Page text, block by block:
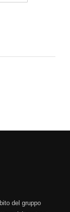
del gruppo